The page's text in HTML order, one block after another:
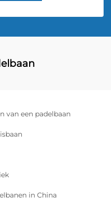
van een padelbaan
in China